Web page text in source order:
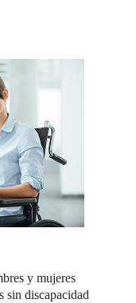
y mujeres
sin discapacidad